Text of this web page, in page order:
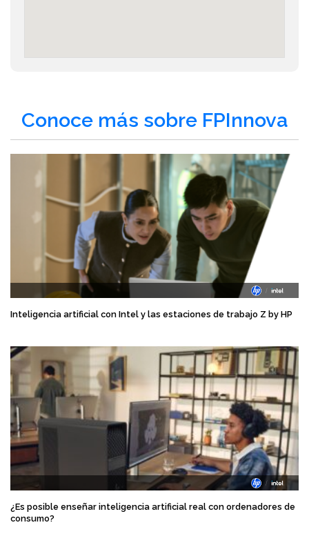
Conoce más sobre FPInnova
Inteligencia artificial con Intel y las estaciones de trabajo Z by HP
¿Es posible enseñar inteligencia artificial real con ordenadores de
consumo?